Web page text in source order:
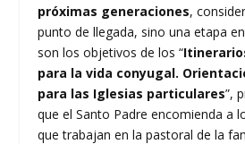
próximas generaciones,
punto de llegada, sino una etapa
son los objetivos de los “
para la vida conyugal.
para las Iglesias particulares”,
que el Santo Padre encomienda a
que trabajan en la pastoral de la